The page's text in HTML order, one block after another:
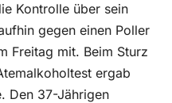
Kontrolle über sein
gegen einen Poller
Freitag mit. Beim Sturz
ergab
Den 37-Jährigen